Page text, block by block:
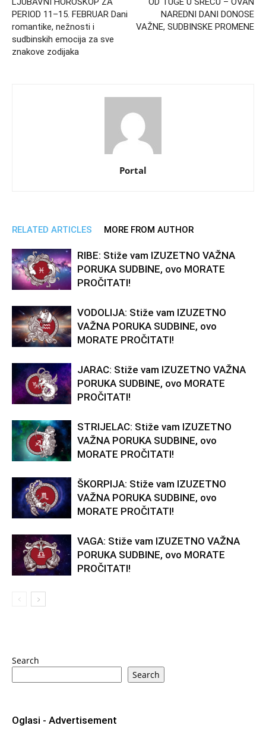
PERIOD 11–15. FEBRUAR Dani
romantike, nežnosti i
sudbinskih emocija za sve
znakove zodijaka
NAREDNI DANI DONOSE
VAŽNE, SUDBINSKE PROMENE
Portal
RELATED ARTICLES MORE FROM AUTHOR
RIBE: Stiže vam IZUZETNO VAŽNA
PORUKA SUDBINE, ovo MORATE
PROČITATI!
VODOLIJA: Stiže vam IZUZETNO
VAŽNA PORUKA SUDBINE, ovo
MORATE PROČITATI!
JARAC: Stiže vam IZUZETNO VAŽNA
PORUKA SUDBINE, ovo MORATE
PROČITATI!
STRIJELAC: Stiže vam IZUZETNO
VAŽNA PORUKA SUDBINE, ovo
MORATE PROČITATI!
ŠKORPIJA: Stiže vam IZUZETNO
VAŽNA PORUKA SUDBINE, ovo
MORATE PROČITATI!
VAGA: Stiže vam IZUZETNO VAŽNA
PORUKA SUDBINE, ovo MORATE
PROČITATI!
Search
Search
Oglasi - Advertisement